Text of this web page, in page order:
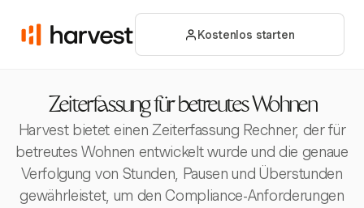
Kostenlos starten
Zeiterfassung für betreutes Wohnen
Harvest bietet einen Zeiterfassung Rechner, der für
betreutes Wohnen entwickelt wurde und die genaue
Verfolgung von Stunden, Pausen und Überstunden
gewährleistet, um den Compliance-Anforderungen